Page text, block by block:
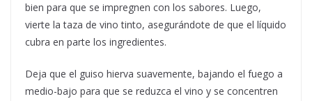
bien para que se impregnen con los sabores. Luego,
vierte la taza de vino tinto, asegurándote de que el líquido
cubra en parte los ingredientes.
Deja que el guiso hierva suavemente, bajando el fuego a
medio-bajo para que se reduzca el vino y se concentren